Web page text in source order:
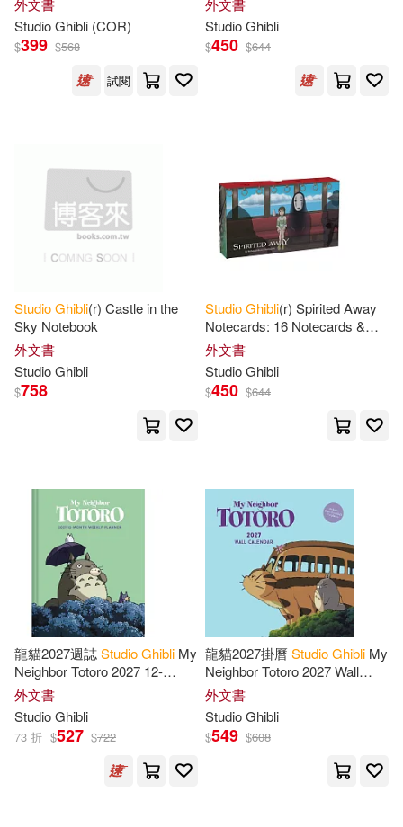
外文書
StudioGhibli (COR)
$399 $568
試閱
Postcards
外文書
StudioGhibli
$450 $644
StudioGhibli(r) Castle in the
Sky Notebook
外文書
StudioGhibli
$758
StudioGhibli(r) Spirited Away
Notecards: 16 Notecards &
Envelopes
外文書
StudioGhibli
$450 $644
龍貓2027週誌StudioGhibli My
Neighbor Totoro 2027 12-
Month Weekly Planner
外文書
StudioGhibli
73 折 $527 $722
龍貓2027掛曆StudioGhibli My
Neighbor Totoro 2027 Wall
Calendar
外文書
StudioGhibli
$549 $608